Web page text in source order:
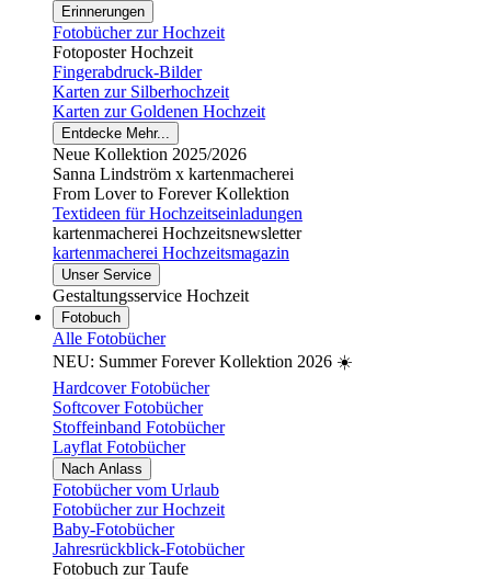
Erinnerungen
Fotobücher zur Hochzeit
Fotoposter Hochzeit
Fingerabdruck-Bilder
Karten zur Silberhochzeit
Karten zur Goldenen Hochzeit
Entdecke Mehr...
Neue Kollektion 2025/2026
Sanna Lindström x kartenmacherei
From Lover to Forever Kollektion
Textideen für Hochzeitseinladungen
kartenmacherei Hochzeitsnewsletter
kartenmacherei Hochzeitsmagazin
Unser Service
Gestaltungsservice Hochzeit
Fotobuch
Alle Fotobücher
NEU: Summer Forever Kollektion 2026 ☀️
Hardcover Fotobücher
Softcover Fotobücher
Stoffeinband Fotobücher
Layflat Fotobücher
Nach Anlass
Fotobücher vom Urlaub
Fotobücher zur Hochzeit
Baby-Fotobücher
Jahresrückblick-Fotobücher
Fotobuch zur Taufe